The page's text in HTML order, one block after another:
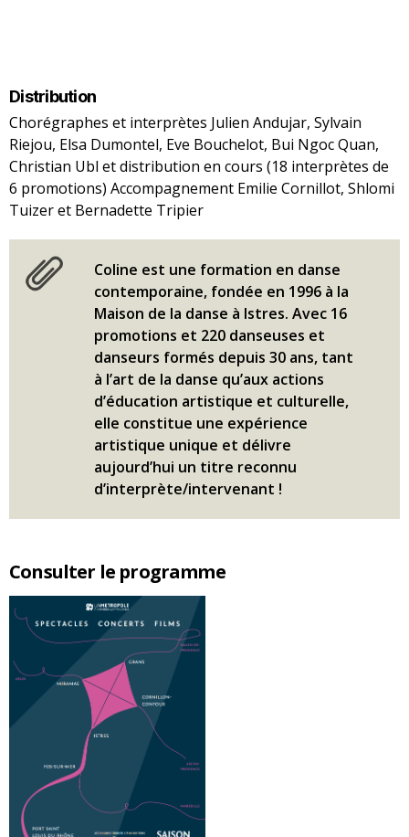
Consulter le programme
Distribution
Chorégraphes et interprètes Julien Andujar, Sylvain
Riejou, Elsa Dumontel, Eve Bouchelot, Bui Ngoc Quan,
Christian Ubl et distribution en cours (18 interprètes de
6 promotions) Accompagnement Emilie Cornillot, Shlomi
Tuizer et Bernadette Tripier
Coline est une formation en danse
contemporaine, fondée en 1996 à la
Maison de la danse à Istres. Avec 16
promotions et 220 danseuses et
danseurs formés depuis 30 ans, tant
à l’art de la danse qu’aux actions
d’éducation artistique et culturelle,
elle constitue une expérience
artistique unique et délivre
aujourd’hui un titre reconnu
d’interprète/intervenant !